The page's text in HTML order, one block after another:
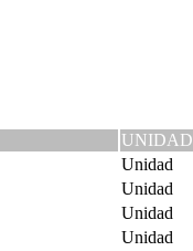
UNIDAD
Unidad
Unidad
Unidad
Unidad